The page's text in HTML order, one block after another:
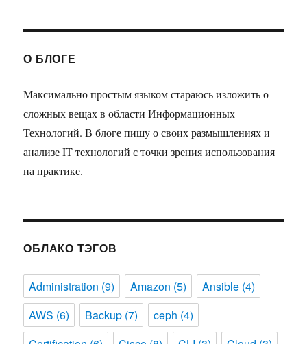
О БЛОГЕ
Максимально простым языком стараюсь изложить о
сложных вещах в области Информационных
Технологий. В блоге пишу о своих размышлениях и
анализе IT технологий с точки зрения использования
на практике.
ОБЛАКО ТЭГОВ
Administration (9) Amazon (5) Ansible (4)
AWS (6) Backup (7) ceph (4)